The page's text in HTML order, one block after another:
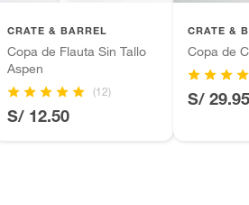
CRATE & BARREL
Copa de Flauta Sin Tallo
Aspen
(12)
S/ 12.50
CRATE &
Copa de
S/ 29.95